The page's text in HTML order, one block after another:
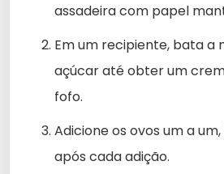
assadeira com papel
Em um recipiente, bata a
açúcar até obter um
fofo.
Adicione os ovos um a
após cada adição.